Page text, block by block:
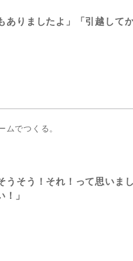
ありましたよ」「引越して
ムでつくる。
うそう！それ！って思いま
」